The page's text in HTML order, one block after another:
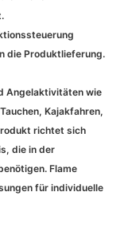
die Produktlieferung.
Angelaktivitäten wie
Kajakfahren,
richtet sich
die in der
Flame
für individuelle